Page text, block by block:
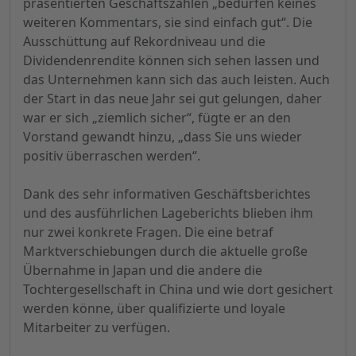
weiteren Kommentars, sie sind einfach gut“. Die
Ausschüttung auf Rekordniveau und die
Dividendenrendite können sich sehen lassen und
das Unternehmen kann sich das auch leisten. Auch
der Start in das neue Jahr sei gut gelungen, daher
war er sich „ziemlich sicher“, fügte er an den
Vorstand gewandt hinzu, „dass Sie uns wieder
positiv überraschen werden“.
Dank des sehr informativen Geschäftsberichtes
und des ausführlichen Lageberichts blieben ihm
nur zwei konkrete Fragen. Die eine betraf
Marktverschiebungen durch die aktuelle große
Übernahme in Japan und die andere die
Tochtergesellschaft in China und wie dort gesichert
werden könne, über qualifizierte und loyale
Mitarbeiter zu verfügen.